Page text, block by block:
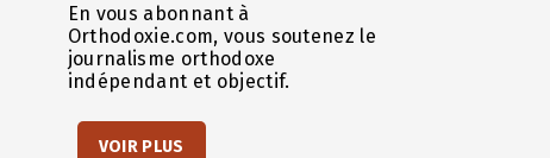
En vous abonnant à
Orthodoxie.com, vous soutenez le
journalisme orthodoxe
indépendant et objectif.
VOIR PLUS